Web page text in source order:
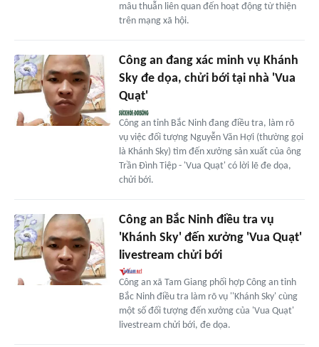
mâu thuẫn liên quan đến hoạt động từ thiện
trên mạng xã hội.
Công an đang xác minh vụ Khánh
Sky đe dọa, chửi bới tại nhà 'Vua
Quạt'
Công an tỉnh Bắc Ninh đang điều tra, làm rõ
vụ việc đối tượng Nguyễn Văn Hợi (thường gọi
là Khánh Sky) tìm đến xưởng sản xuất của ông
Trần Đình Tiệp - 'Vua Quạt' có lời lẽ đe dọa,
chửi bới.
Công an Bắc Ninh điều tra vụ
'Khánh Sky' đến xưởng 'Vua Quạt'
livestream chửi bới
Công an xã Tam Giang phối hợp Công an tỉnh
Bắc Ninh điều tra làm rõ vụ ''Khánh Sky' cùng
một số đối tượng đến xưởng của 'Vua Quạt'
livestream chửi bới, đe dọa.